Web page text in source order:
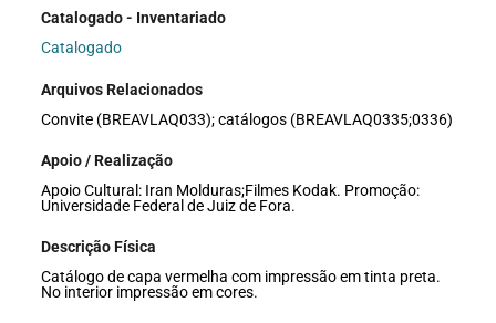
Catalogado - Inventariado
Catalogado
Arquivos Relacionados
Convite (BREAVLAQ033); catálogos (BREAVLAQ0335;0336)
Apoio / Realização
Apoio Cultural: Iran Molduras;Filmes Kodak. Promoção:
Universidade Federal de Juiz de Fora.
Descrição Física
Catálogo de capa vermelha com impressão em tinta preta.
No interior impressão em cores.